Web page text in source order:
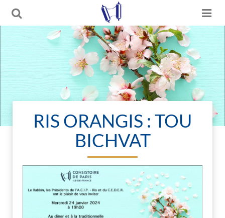
RIS ORANGIS : TOU
BICHVAT